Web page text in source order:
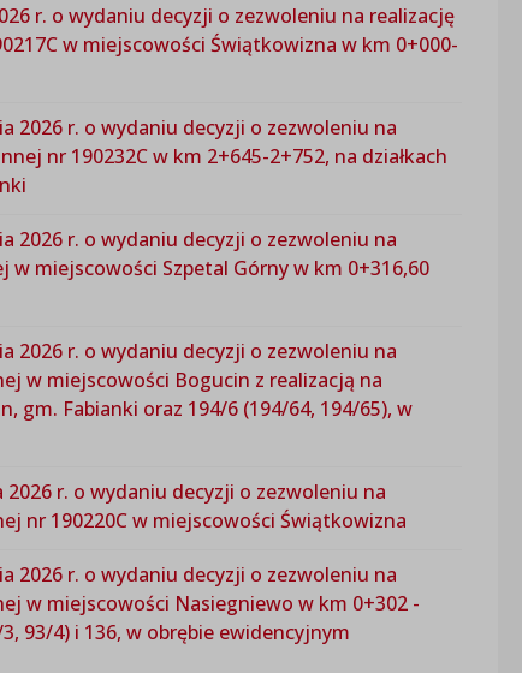
r. o wydaniu decyzji o zezwoleniu na realizację
w miejscowości Świątkowizna w km 0+000-
2026 r. o wydaniu decyzji o zezwoleniu na
nr 190232C w km 2+645-2+752, na działkach
2026 r. o wydaniu decyzji o zezwoleniu na
miejscowości Szpetal Górny w km 0+316,60
2026 r. o wydaniu decyzji o zezwoleniu na
w miejscowości Bogucin z realizacją na
gm. Fabianki oraz 194/6 (194/64, 194/65), w
r. o wydaniu decyzji o zezwoleniu na
nr 190220C w miejscowości Świątkowizna
2026 r. o wydaniu decyzji o zezwoleniu na
w miejscowości Nasiegniewo w km 0+302 -
93/4) i 136, w obrębie ewidencyjnym